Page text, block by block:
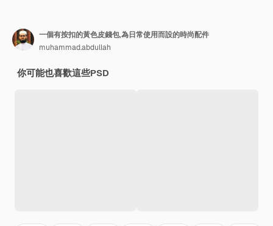
一個有按扣的黃色皮錢包,為日常使用而設的時尚配件
muhammad.abdullah
你可能也喜歡這些PSD